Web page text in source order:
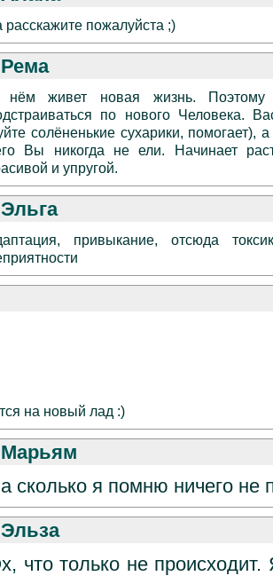
расскажите пожалуйста ;)
Рема
живет новая жизнь. Поэтому
по нового Человека.
солёненькие сухарики, помогает),
Вы никогда не ели. Начинает
и упругой.
Эльга
привыкание, отсюда
на новый лад :)
Марьям
сколько я помню ничего не
Эльза
что только не